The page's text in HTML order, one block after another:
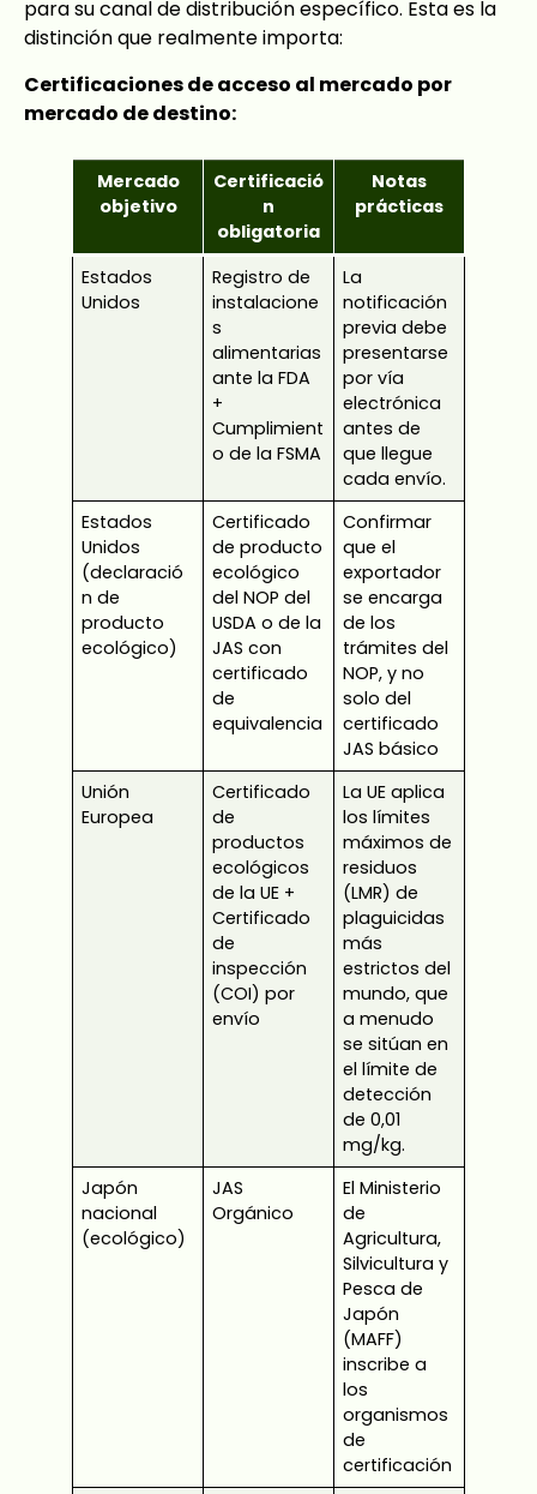
para su canal de distribución específico. Esta es la
distinción que realmente importa:
Certificaciones de acceso al mercado por
mercado de destino:
Mercado
objetivo
Certificació
n
obligatoria
Notas
prácticas
Estados
Unidos
Registro de
instalacione
s
alimentarias
ante la FDA
+
Cumplimient
o de la FSMA
La
notificación
previa debe
presentarse
por vía
electrónica
antes de
que llegue
cada envío.
Estados
Unidos
(declaració
n de
producto
ecológico)
Certificado
de producto
ecológico
del NOP del
USDA o de la
JAS con
certificado
de
equivalencia
Confirmar
que el
exportador
se encarga
de los
trámites del
NOP, y no
solo del
certificado
JAS básico
Unión
Europea
Certificado
de
productos
ecológicos
de la UE +
Certificado
de
inspección
(COI) por
envío
La UE aplica
los límites
máximos de
residuos
(LMR) de
plaguicidas
más
estrictos del
mundo, que
a menudo
se sitúan en
el límite de
detección
de 0,01
mg/kg.
Japón
nacional
(ecológico)
JAS
Orgánico
El Ministerio
de
Agricultura,
Silvicultura y
Pesca de
Japón
(MAFF)
inscribe a
los
organismos
de
certificación